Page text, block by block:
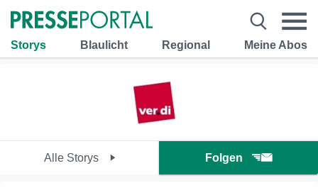
Storys Blaulicht Regional Meine Abos
Alle Storys Folgen